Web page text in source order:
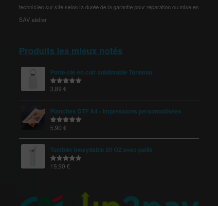
technicien sur site selon la durée de la garantie pour réparation ou mise en
SAV atelier
Produits les mieux notés
Porte-clé en cuir sublimable Tonneau
Note5.00
3,89 €
Planches DTF A4 - Impressions personnalisées
Note5.00
5,90 €
Tumbler inoxydable 20 OZ avec paille
Note5.00
19,90 €